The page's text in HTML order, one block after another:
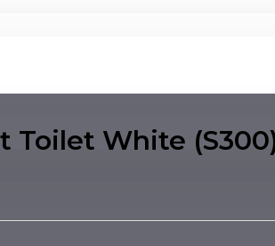
White